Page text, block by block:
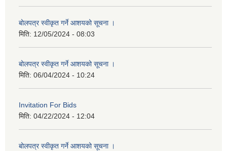
बोलपत्र स्वीकृत गर्ने आशयको सूचना ।
मिति: 12/05/2024 - 08:03
बोलपत्र स्वीकृत गर्ने आशयको सूचना ।
मिति: 06/04/2024 - 10:24
Invitation For Bids
मिति: 04/22/2024 - 12:04
बोलपत्र स्वीकृत गर्ने आशयको सूचना ।